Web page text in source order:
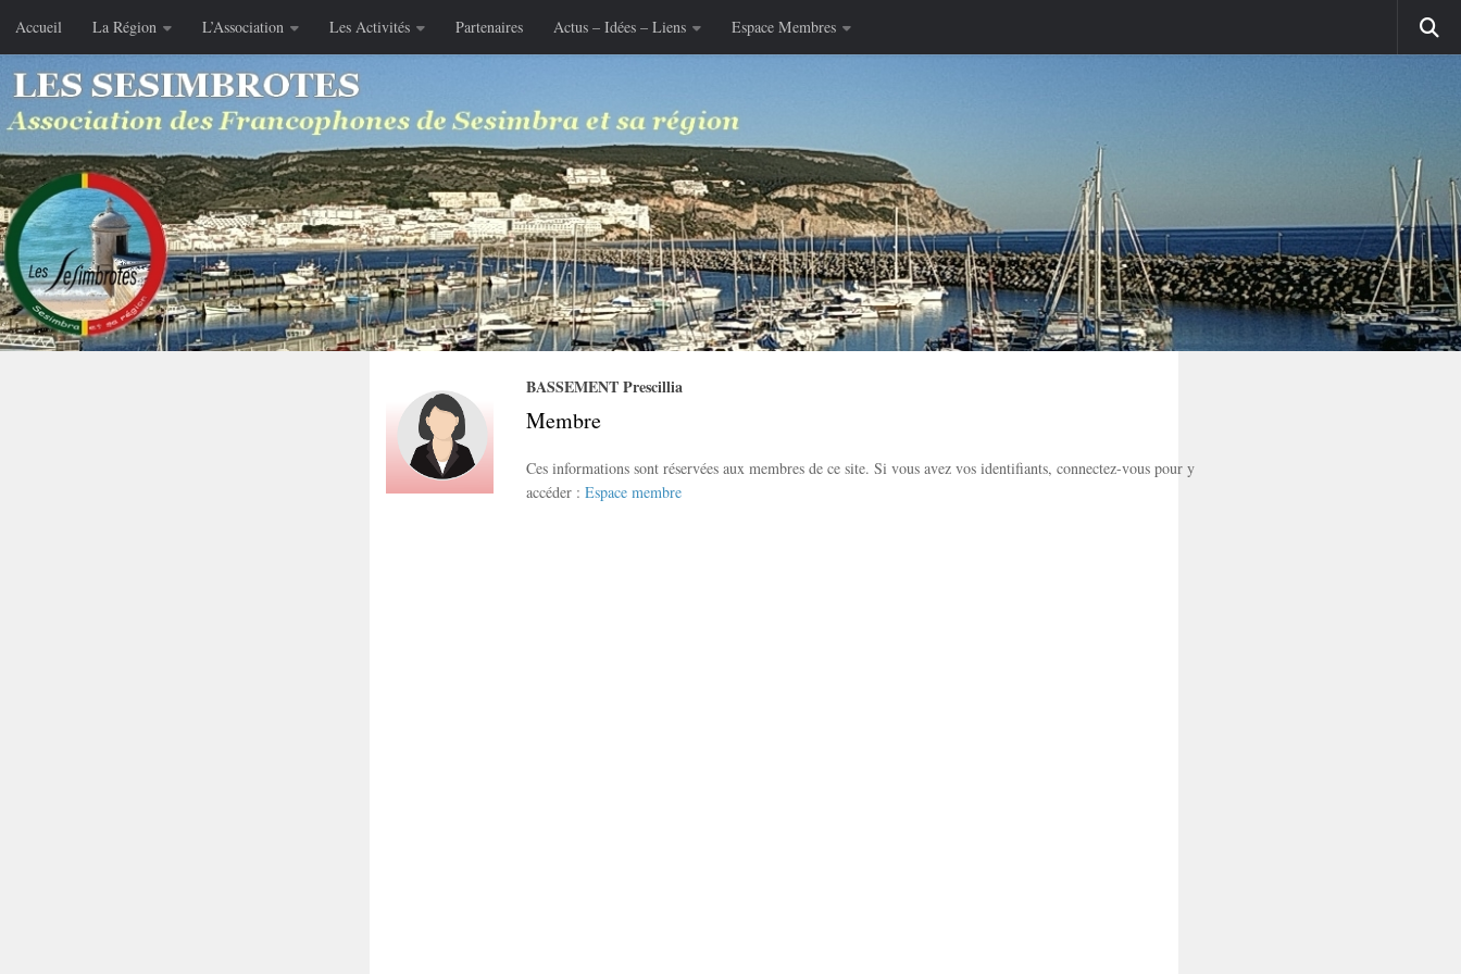
Skip to content
Accueil La Région L’Association Les Activités Partenaires Actus – Idées – Liens Espace Membres
BASSEMENT Prescillia
Membre
Ces informations sont réservées aux membres de ce site. Si vous avez vos identifiants, connectez-vous pour y
accéder : Espace membre